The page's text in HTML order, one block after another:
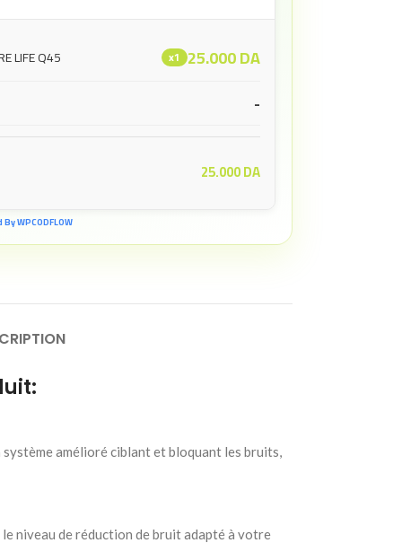
LIFE Q45 x1 25.000DA
-
25.000DA
WPCODFLOW
système amélioré ciblant et bloquant les bruits,
niveau de réduction de bruit adapté à votre